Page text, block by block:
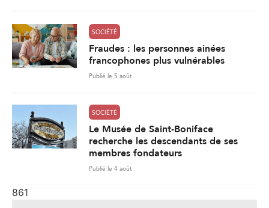
SOCIÉTÉ
Fraudes : les personnes ainées
francophones plus vulnérables
Publié le 5 août
SOCIÉTÉ
Le Musée de Saint-Boniface
recherche les descendants de ses
membres fondateurs
Publié le 4 août
861